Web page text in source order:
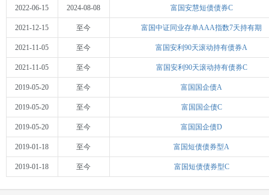
2022-06-15 2024-08-08 富国安慧短债债券C
2021-12-15 至今 富国中证同业存单AAA指数7天持有期
2021-11-05 至今 富国安利90天滚动持有债券A
2021-11-05 至今 富国安利90天滚动持有债券C
2019-05-20 至今 富国国企债A
2019-05-20 至今 富国国企债C
2019-05-20 至今 富国国企债D
2019-01-18 至今 富国短债债券型A
2019-01-18 至今 富国短债债券型C